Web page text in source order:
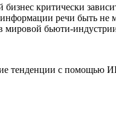
критически
речи быть не
мировой бьюти-